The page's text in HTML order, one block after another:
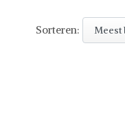
Sorteren: